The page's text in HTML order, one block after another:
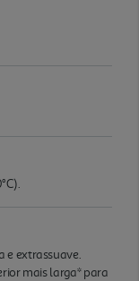
e extrassuave.
mais larga* para